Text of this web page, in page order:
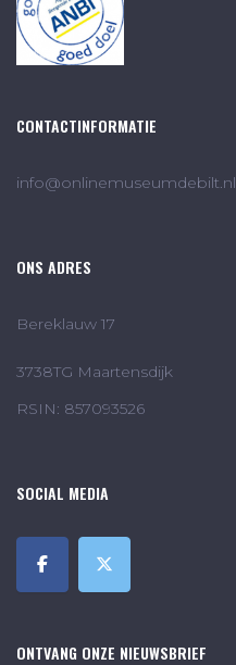
CONTACTINFORMATIE
info@onlinemuseumdebilt.nl
ONS ADRES
Bereklauw 17
3738TG Maartensdijk
RSIN: 857093526
SOCIAL MEDIA
ONTVANG ONZE NIEUWSBRIEF